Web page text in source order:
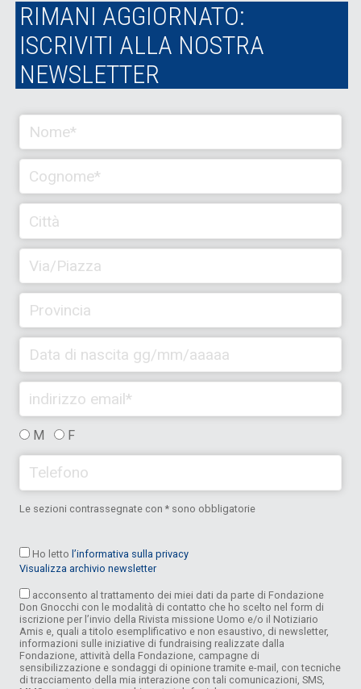
RIMANI AGGIORNATO:
ISCRIVITI ALLA NOSTRA
NEWSLETTER
M F
Le sezioni contrassegnate con * sono obbligatorie
Ho letto l’informativa sulla privacy
Visualizza archivio newsletter
acconsento al trattamento dei miei dati da parte di Fondazione
Don Gnocchi con le modalità di contatto che ho scelto nel form di
iscrizione per l’invio della Rivista missione Uomo e/o il Notiziario
Amis e, quali a titolo esemplificativo e non esaustivo, di newsletter,
informazioni sulle iniziative di fundraising realizzate dalla
Fondazione, attività della Fondazione, campagne di
sensibilizzazione e sondaggi di opinione tramite e-mail, con tecniche
di tracciamento della mia interazione con tali comunicazioni, SMS,